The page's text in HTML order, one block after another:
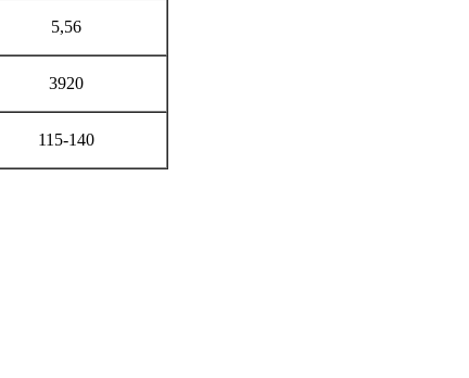
5,56
3920
115-140